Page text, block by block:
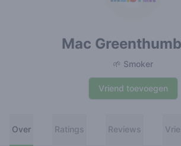
Mac
🌱 Smoker
Vriend toevoegen
Over Ratings Reviews